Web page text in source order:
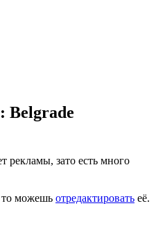
Belgrade
рекламы, зато есть много
то можешь отредактировать её.